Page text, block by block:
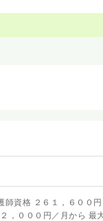
資格 ２６１，６００
，０００円／月から 最